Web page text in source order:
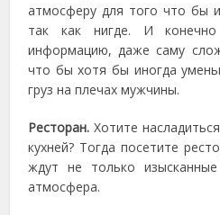
атмосферу для того что бы
так как нигде. И
информацию, даже саму
что бы хотя бы иногда
груз на плечах мужчины.
Ресторан. Хотите
кухней? Тогда посетите
ждут не только
атмосфера.